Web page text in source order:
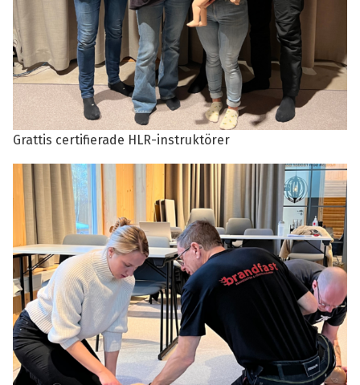
Grattis certifierade HLR-instruktörer